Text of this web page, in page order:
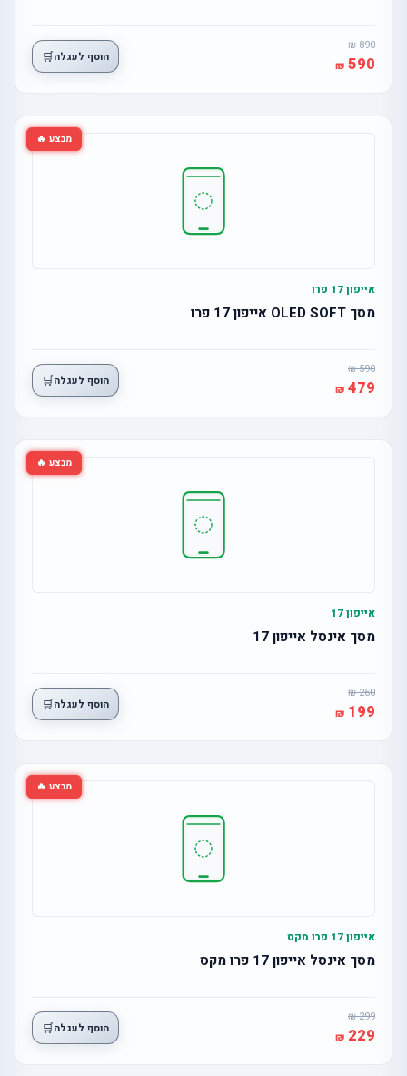
890
590 הוסף לעגלה🛒
מבצע 🔥
אייפון 17 פרו
מסך OLED SOFT אייפון 17 פרו
590
479 הוסף לעגלה🛒
מבצע 🔥
אייפון 17
מסך אינסל אייפון 17
260
199 הוסף לעגלה🛒
מבצע 🔥
אייפון 17 פרו מקס
מסך אינסל אייפון 17 פרו מקס
299
229 הוסף לעגלה🛒